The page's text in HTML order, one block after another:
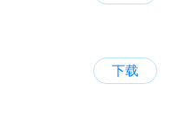
下载